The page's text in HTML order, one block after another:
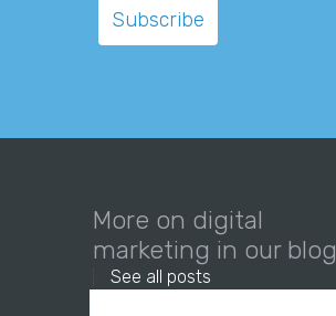
More on digital
marketing in our blog
See all posts